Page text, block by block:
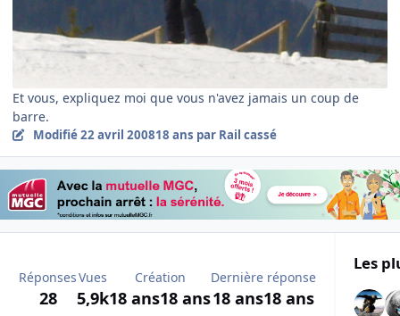
Et vous, expliquez moi que vous n'avez jamais un coup de
barre.
Modifié22 avril 200818 ans par Rail cassé
Réponses
28
Vues
5,9k
Création
18 ans18 ans
Dernière réponse
18 ans18 ans
Les